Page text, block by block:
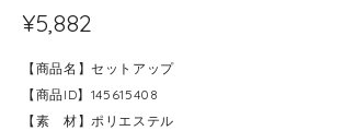
¥5,882
【商品名】セットアップ
【商品ID】145615408
【素 材】ポリエステル